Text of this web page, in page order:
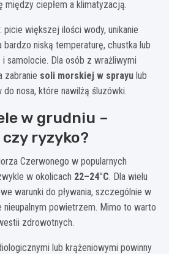
między ciepłem a klimatyzacją.
większej ilości wody, unikanie
bardzo niską temperaturę, chustka lub
samolocie. Dla osób z wrażliwymi
zabranie soli morskiej w sprayu lub
nosa, które nawilżą śluzówki.
w grudniu –
ryzyko?
Czerwonego w popularnych
w okolicach 22–24°C. Dla wielu
warunki do pływania, szczególnie w
nieupalnym powietrzem. Mimo to warto
zdrowotnych.
lub krążeniowymi powinny